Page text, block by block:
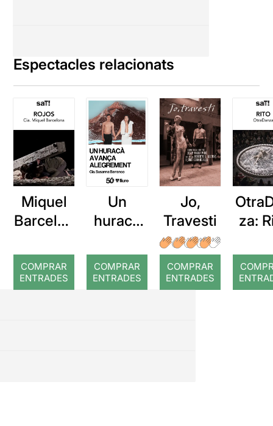
Espectacles relacionats
Miquel
Barcelon
COMPRAR
ENTRADES
Un
huracà
alegrem
ent
COMPRAR
ENTRADES
Jo,
Travesti
COMPRAR
ENTRADES
za: